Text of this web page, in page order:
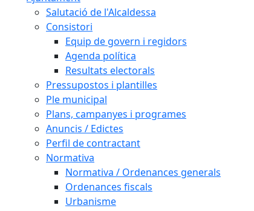
Salutació de l'Alcaldessa
Consistori
Equip de govern i regidors
Agenda política
Resultats electorals
Pressupostos i plantilles
Ple municipal
Plans, campanyes i programes
Anuncis / Edictes
Perfil de contractant
Normativa
Normativa / Ordenances generals
Ordenances fiscals
Urbanisme